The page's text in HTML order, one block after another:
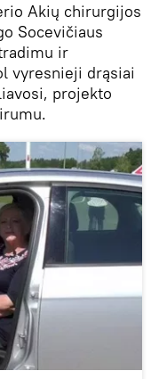
Akių chirurgijos
Socevičiaus
ir
vyresnieji drąsiai
projekto